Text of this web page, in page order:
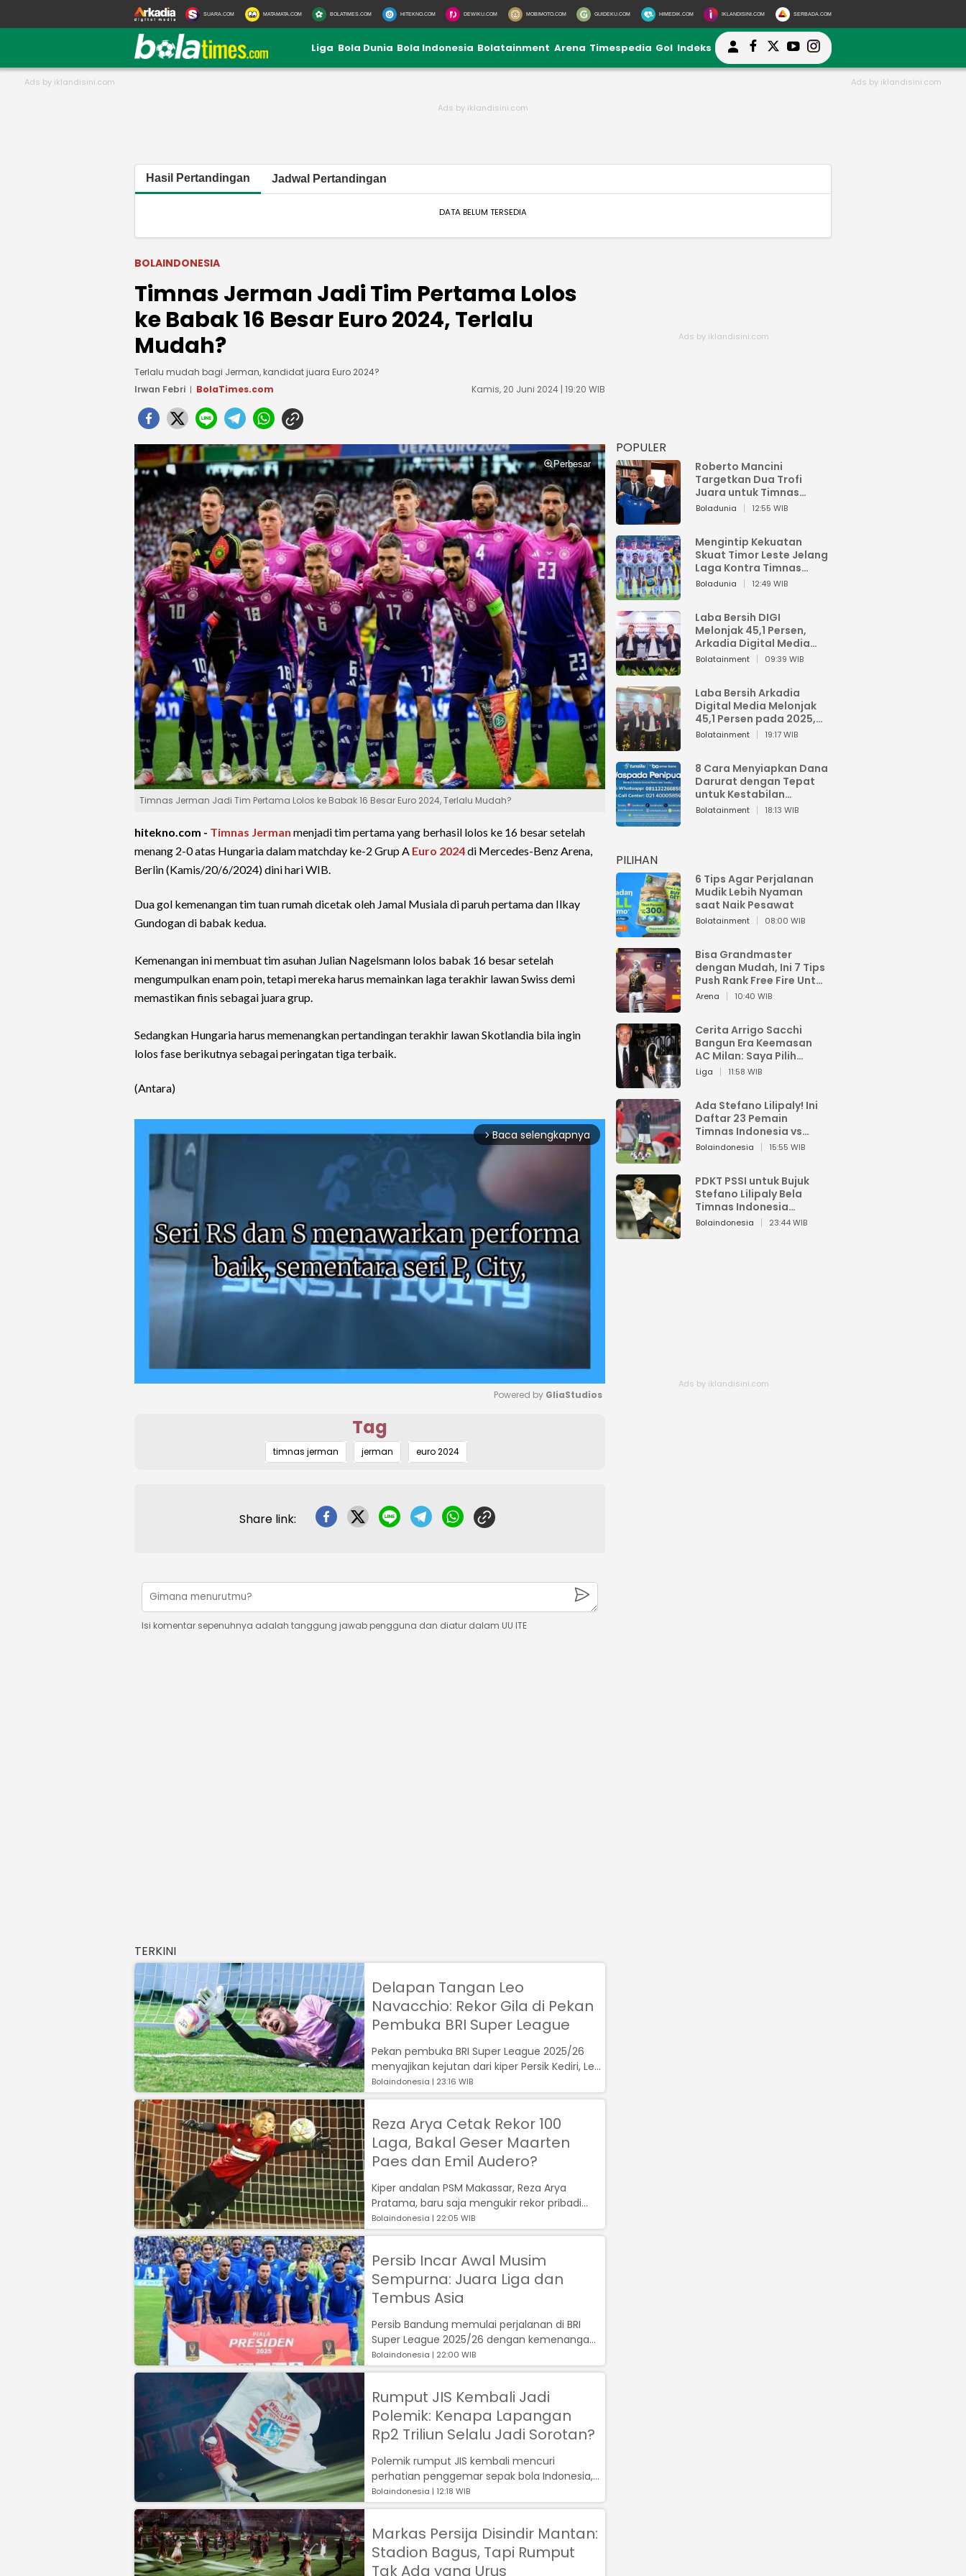
SUARA.COM MATAMATA.COM BOLATIMES.COM HITEKNO.COM DEWIKU.COM MOBIMOTO.COM GUIDEKU.COM HIMEDIK.COM IKLANDISINI.COM SERBADA.COM
Liga Bola Dunia Bola Indonesia Bolatainment Arena Timespedia Gol Indeks
Hasil Pertandingan Jadwal Pertandingan
DATA BELUM TERSEDIA
BOLAINDONESIA
Timnas Jerman Jadi Tim Pertama Lolos
ke Babak 16 Besar Euro 2024, Terlalu
Mudah?
Terlalu mudah bagi Jerman, kandidat juara Euro 2024?
Irwan Febri
BolaTimes.com Kamis, 20 Juni 2024 | 19:20 WIB
Perbesar
Timnas Jerman Jadi Tim Pertama Lolos ke Babak 16 Besar Euro 2024, Terlalu Mudah?
hitekno.com - Timnas Jerman menjadi tim pertama yang berhasil lolos ke 16 besar setelah
menang 2-0 atas Hungaria dalam matchday ke-2 Grup A Euro 2024di Mercedes-Benz Arena,
Berlin (Kamis/20/6/2024) dini hari WIB.
Dua gol kemenangan tim tuan rumah dicetak oleh Jamal Musiala di paruh pertama dan Ilkay
Gundogan di babak kedua.
Kemenangan ini membuat tim asuhan Julian Nagelsmann lolos babak 16 besar setelah
mengumpulkan enam poin, tetapi mereka harus memainkan laga terakhir lawan Swiss demi
memastikan finis sebagai juara grup.
Sedangkan Hungaria harus memenangkan pertandingan terakhir lawan Skotlandia bila ingin
lolos fase berikutnya sebagai peringatan tiga terbaik.
(Antara)
arrow_forward_ios Baca selengkapnya
Powered by GliaStudios
Tag
timnas jerman jerman euro 2024
Share link:
Isi komentar sepenuhnya adalah tanggung jawab pengguna dan diatur dalam UU ITE
TERKINI
Delapan Tangan Leo
Navacchio: Rekor Gila di Pekan
Pembuka BRI Super League
Pekan pembuka BRI Super League 2025/26
menyajikan kejutan dari kiper Persik Kediri, Leo
Navacchio, yang dinobatkan sebag...
Bolaindonesia | 23:16 WIB
Reza Arya Cetak Rekor 100
Laga, Bakal Geser Maarten
Paes dan Emil Audero?
Kiper andalan PSM Makassar, Reza Arya
Pratama, baru saja mengukir rekor pribadi
yang membanggakan....
Bolaindonesia | 22:05 WIB
Persib Incar Awal Musim
Sempurna: Juara Liga dan
Tembus Asia
Persib Bandung memulai perjalanan di BRI
Super League 2025/26 dengan kemenangan
meyakinkan 2-0 atas Semen Padang...
Bolaindonesia | 22:00 WIB
Rumput JIS Kembali Jadi
Polemik: Kenapa Lapangan
Rp2 Triliun Selalu Jadi Sorotan?
Polemik rumput JIS kembali mencuri
perhatian penggemar sepak bola Indonesia,
mempertanyakan mengapa stadion megah
berbia...
Bolaindonesia | 12:18 WIB
Markas Persija Disindir Mantan:
Stadion Bagus, Tapi Rumput
Tak Ada yang Urus
POPULER
Roberto Mancini
Targetkan Dua Trofi
Juara untuk Timnas
Italia
Boladunia 12:55 WIB
Mengintip Kekuatan
Skuat Timor Leste Jelang
Laga Kontra Timnas
Indonesia di Piala AFF
Boladunia 12:49 WIB
Laba Bersih DIGI
Melonjak 45,1 Persen,
Arkadia Digital Media
Perkuat Bisnis AI dan
Bolatainment 09:39 WIB
Laba Bersih Arkadia
Digital Media Melonjak
45,1 Persen pada 2025,
Sentuh Rp1,76 Miliar
Bolatainment 19:17 WIB
8 Cara Menyiapkan Dana
Darurat dengan Tepat
untuk Kestabilan
Keuangan
Bolatainment 18:13 WIB
PILIHAN
6 Tips Agar Perjalanan
Mudik Lebih Nyaman
saat Naik Pesawat
Bolatainment 08:00 WIB
Bisa Grandmaster
dengan Mudah, Ini 7 Tips
Push Rank Free Fire Untuk
Pemula
Arena 10:40 WIB
Cerita Arrigo Sacchi
Bangun Era Keemasan
AC Milan: Saya Pilih
Pemain dari Isi Otaknya
Liga 11:58 WIB
Ada Stefano Lilipaly! Ini
Daftar 23 Pemain
Timnas Indonesia vs
China
Bolaindonesia 15:55 WIB
PDKT PSSI untuk Bujuk
Stefano Lilipaly Bela
Timnas Indonesia
Berakhir Berantakan
Bolaindonesia 23:44 WIB